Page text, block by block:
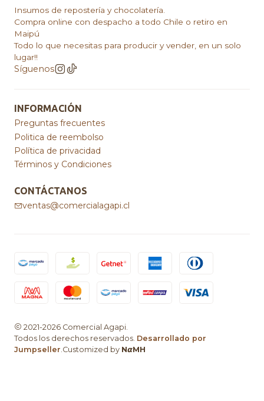
Insumos de repostería y chocolatería.
Compra online con despacho a todo Chile o retiro en
Maipú
Todo lo que necesitas para producir y vender, en un solo
lugar!!
Síguenos
INFORMACIÓN
Preguntas frecuentes
Politica de reembolso
Política de privacidad
Términos y Condiciones
CONTÁCTANOS
ventas@comercialagapi.cl
2021-2026 Comercial Agapi.
Todos los derechos reservados. Desarrollado por
Jumpseller.Customized by N𝞪MH